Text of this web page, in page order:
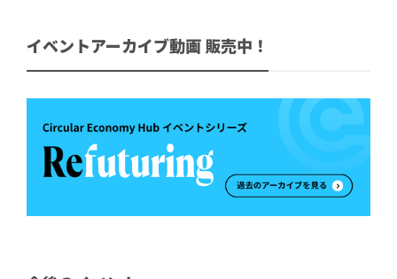
イベントアーカイブ動画 販売中！